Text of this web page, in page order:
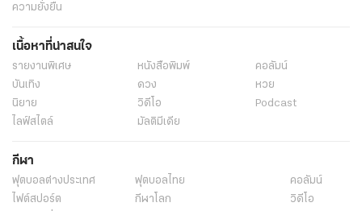
ความยั่งยืน
เนื้อหาที่น่าสนใจ
รายงานพิเศษ หนังสือพิมพ์
คอลัมน์
บันเทิง
ดวง
หวย
นิยาย
วิดีโอ
Podcast
ไลฟ์สไตล์
มัลติมีเดีย
กีฬา
ฟุตบอลต่่างประเทศ ฟุตบอลไทย
คอลัมน์
ไฟต์สปอร์ต
กีฬาโลก
วิดีโอ